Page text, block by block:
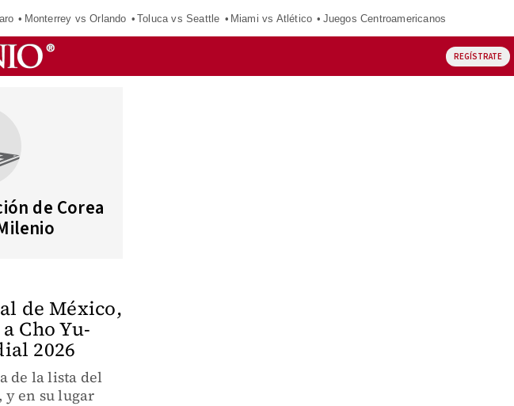
Monterrey vs Orlando Toluca vs Seattle Miami vs Atlético Juegos Centroamericanos
REGÍSTRATE
de Corea
de México,
Cho Yu-
2026
de la lista del
y en su lugar